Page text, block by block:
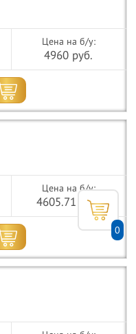
0
Цена на б/у:
4960 руб.
Цена на б/у:
4605.71 руб.